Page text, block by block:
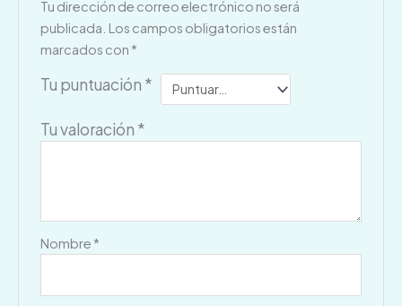
Tu dirección de correo electrónico no será
publicada. Los campos obligatorios están
marcados con *
Tu puntuación *
Tu valoración *
Nombre *